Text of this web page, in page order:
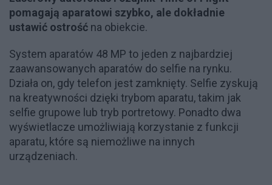
pomagają aparatowi szybko, ale dokładnie
ustawić ostrość na obiekcie.
System aparatów 48 MP to jeden z najbardziej
zaawansowanych aparatów do selfie na rynku.
Działa on, gdy telefon jest zamknięty. Selfie zyskują
na kreatywności dzięki trybom aparatu, takim jak
selfie grupowe lub tryb portretowy. Ponadto dwa
wyświetlacze umożliwiają korzystanie z funkcji
aparatu, które są niemożliwe na innych
urządzeniach.